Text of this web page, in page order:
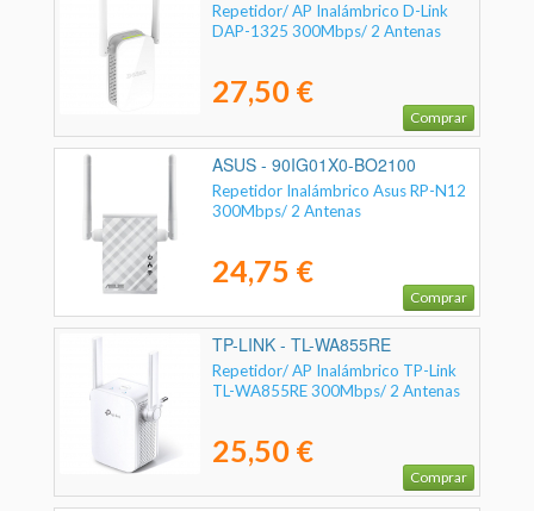
Repetidor/ AP Inalámbrico D-Link
DAP-1325 300Mbps/ 2 Antenas
27,50 €
Comprar
ASUS - 90IG01X0-BO2100
Repetidor Inalámbrico Asus RP-N12
300Mbps/ 2 Antenas
24,75 €
Comprar
TP-LINK - TL-WA855RE
Repetidor/ AP Inalámbrico TP-Link
TL-WA855RE 300Mbps/ 2 Antenas
25,50 €
Comprar